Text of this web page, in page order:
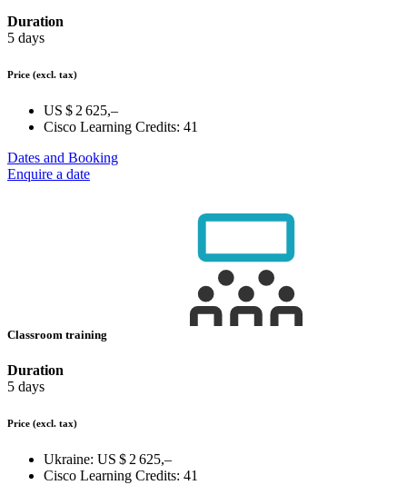
Duration
5 days
Price (excl. tax)
US $ 2 625,–
Cisco Learning Credits: 41
Dates and Booking
Enquire a date
Classroom training
Duration
5 days
Price (excl. tax)
Ukraine: US $ 2 625,–
Cisco Learning Credits: 41